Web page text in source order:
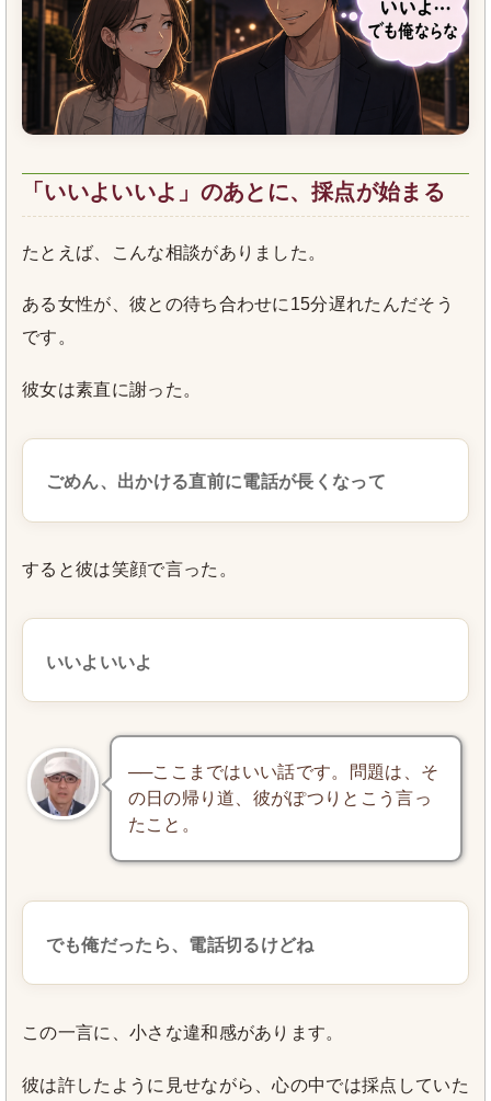
「いいよいいよ」のあとに、採点が始まる
たとえば、こんな相談がありました。
ある女性が、彼との待ち合わせに15分遅れたんだそう
です。
彼女は素直に謝った。
ごめん、出かける直前に電話が長くなって
すると彼は笑顔で言った。
いいよいいよ
──ここまではいい話です。問題は、そ
の日の帰り道、彼がぽつりとこう言っ
たこと。
でも俺だったら、電話切るけどね
この一言に、小さな違和感があります。
彼は許したように見せながら、心の中では採点していた